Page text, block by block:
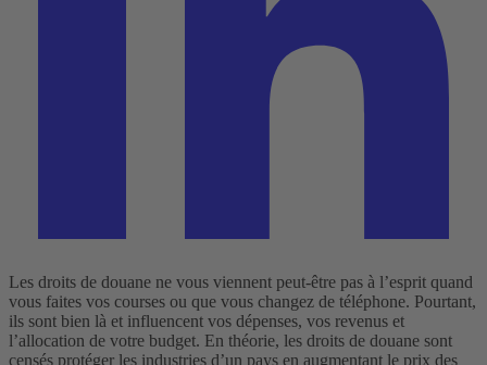
Les droits de douane ne vous viennent peut-être pas à l’esprit quand
vous faites vos courses ou que vous changez de téléphone. Pourtant,
ils sont bien là et influencent vos dépenses, vos revenus et
l’allocation de votre budget. En théorie, les droits de douane sont
censés protéger les industries d’un pays en augmentant le prix des